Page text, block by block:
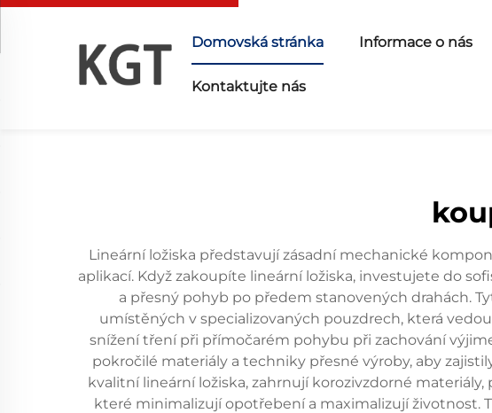
Domovská stránka Informace o nás
Kontaktujte nás
Lineární ložiska představují zásadní mechanické
aplikací. Když zakoupíte lineární ložiska, investujete do
a přesný pohyb po předem stanovených drahách.
umístěných v specializovaných pouzdrech, která
snížení tření při přímočarém pohybu při zachování
pokročilé materiály a techniky přesné výroby, aby
kvalitní lineární ložiska, zahrnují korozivzdorné
které minimalizují opotřebení a maximalizují životnost.